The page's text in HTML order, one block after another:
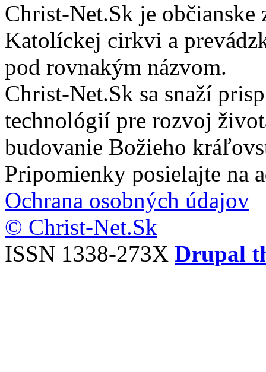
Christ-Net.Sk je
Katolíckej cirkvi a
pod rovnakým názvom.
Christ-Net.Sk sa snaží
technológií pre rozvoj
budovanie Božieho
Pripomienky posielajte na
Ochrana osobných údajov
© Christ-Net.Sk
ISSN 1338-273X Drupal